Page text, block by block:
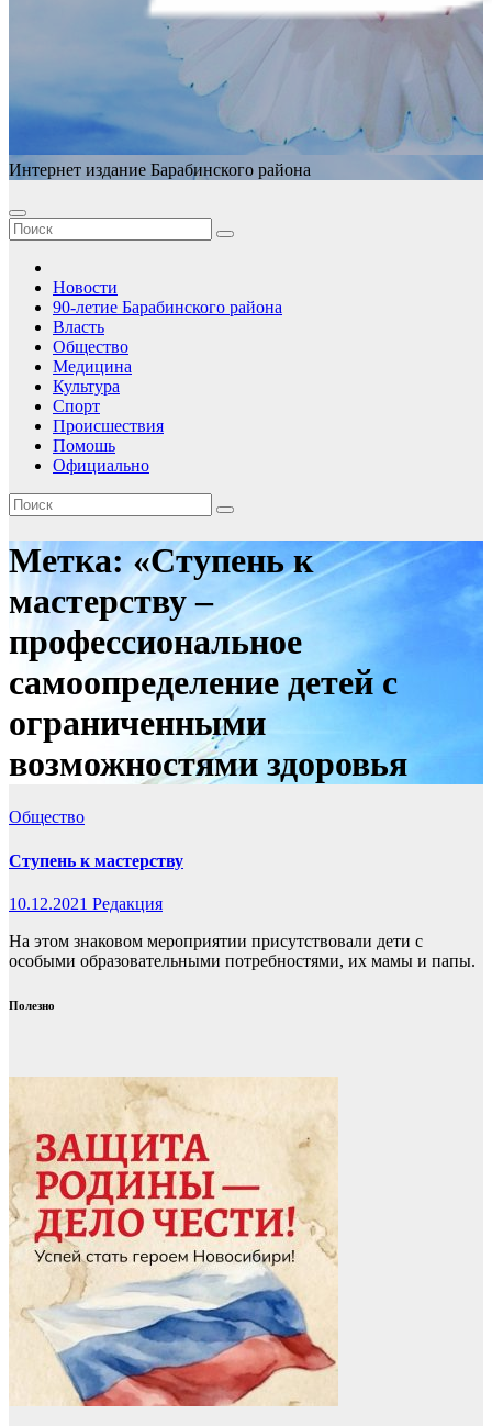
Интернет издание Барабинского района
Новости
90-летие Барабинского района
Власть
Общество
Медицина
Культура
Спорт
Происшествия
Помошь
Официально
Метка:«Ступень к
мастерству –
профессиональное
самоопределение детей с
ограниченными
возможностями здоровья
Общество
Ступень к мастерству
10.12.2021 Редакция
На этом знаковом мероприятии присутствовали дети с
особыми образовательными потребностями, их мамы и папы.
Полезно